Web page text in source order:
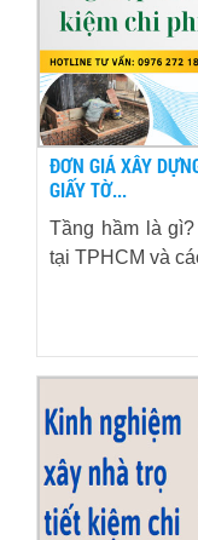
ĐƠN GIÁ XÂY
GIẤY TỜ...
Tầng hầm là
tại TPHCM và